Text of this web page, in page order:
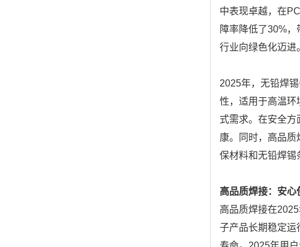
中表现卓越，在
障率降低了30%
行业向绿色化迈进
2025年，无铅焊
性，适用于高温环
式需求。在安全方
康。同时，高品
保材料和无铅焊锡
高品质焊接：安心
高品质焊接在
子产品长期稳定运